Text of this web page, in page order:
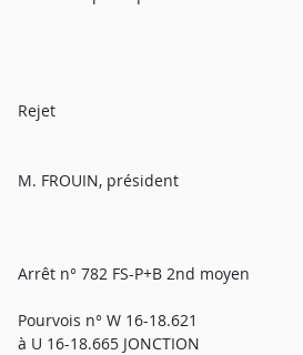
Rejet
M. FROUIN, président
Arrêt n° 782 FS-P+B 2nd moyen
Pourvois n° W 16-18.621
à U 16-18.665 JONCTION